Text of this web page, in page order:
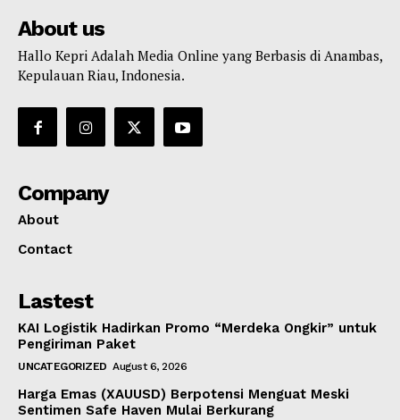
About us
Hallo Kepri Adalah Media Online yang Berbasis di Anambas,
Kepulauan Riau, Indonesia.
Company
About
Contact
Lastest
KAI Logistik Hadirkan Promo “Merdeka Ongkir” untuk
Pengiriman Paket
UNCATEGORIZED August 6, 2026
Harga Emas (XAUUSD) Berpotensi Menguat Meski
Sentimen Safe Haven Mulai Berkurang